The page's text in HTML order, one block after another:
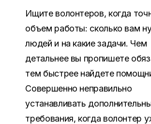
Ищите волонтеров, когда
объем работы: сколько вам
людей и на какие задачи. Чем
детальнее вы пропишете
тем быстрее найдете
Совершенно неправильно
устанавливать
требования, когда волонтер